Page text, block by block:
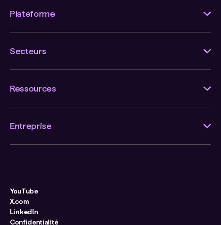
Plateforme
Secteurs
Ressources
Entreprise
YouTube
X.com
LinkedIn
Confidentialité